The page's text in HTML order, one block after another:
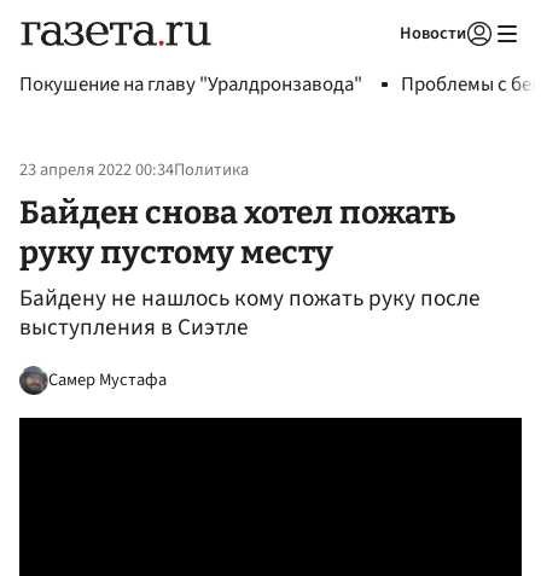
Новости
Покушение на главу "Уралдронзавода" Проблемы с
23 апреля 2022 00:34Политика
Байден снова хотел пожать
руку пустому месту
Байдену не нашлось кому пожать руку после
выступления в Сиэтле
Самер Мустафа